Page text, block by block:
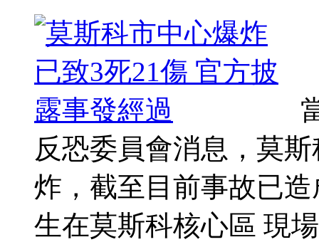
反恐委員會消息，莫
炸，截至目前事故已
生在莫斯科核心區 現